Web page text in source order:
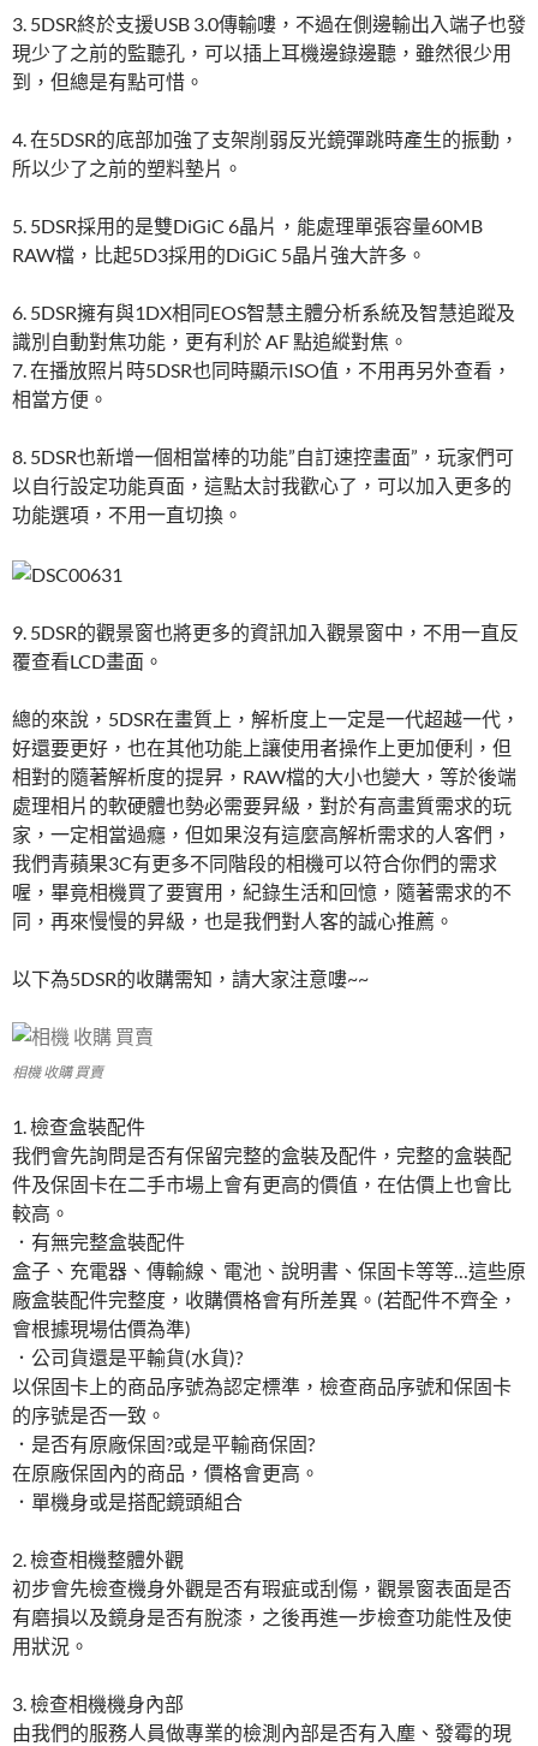
3. 5DSR終於支援USB 3.0傳輸嘍，不過在側邊輸出入端子也發
現少了之前的監聽孔，可以插上耳機邊錄邊聽，雖然很少用
到，但總是有點可惜。
4. 在5DSR的底部加強了支架削弱反光鏡彈跳時產生的振動，
所以少了之前的塑料墊片。
5. 5DSR採用的是雙DiGiC 6晶片，能處理單張容量60MB
RAW檔，比起5D3採用的DiGiC 5晶片強大許多。
6. 5DSR擁有與1DX相同EOS智慧主體分析系統及智慧追蹤及
識別自動對焦功能，更有利於 AF 點追縱對焦。
7. 在播放照片時5DSR也同時顯示ISO值，不用再另外查看，
相當方便。
8. 5DSR也新增一個相當棒的功能”自訂速控畫面”，玩家們可
以自行設定功能頁面，這點太討我歡心了，可以加入更多的
功能選項，不用一直切換。
9. 5DSR的觀景窗也將更多的資訊加入觀景窗中，不用一直反
覆查看LCD畫面。
總的來說，5DSR在畫質上，解析度上一定是一代超越一代，
好還要更好，也在其他功能上讓使用者操作上更加便利，但
相對的隨著解析度的提昇，RAW檔的大小也變大，等於後端
處理相片的軟硬體也勢必需要昇級，對於有高畫質需求的玩
家，一定相當過癮，但如果沒有這麼高解析需求的人客們，
我們青蘋果3C有更多不同階段的相機可以符合你們的需求
喔，畢竟相機買了要實用，紀錄生活和回憶，隨著需求的不
同，再來慢慢的昇級，也是我們對人客的誠心推薦。
以下為5DSR的收購需知，請大家注意嘍~~
相機 收購 買賣
1. 檢查盒裝配件
我們會先詢問是否有保留完整的盒裝及配件，完整的盒裝配
件及保固卡在二手市場上會有更高的價值，在估價上也會比
較高。
．有無完整盒裝配件
盒子、充電器、傳輸線、電池、說明書、保固卡等等…這些原
廠盒裝配件完整度，收購價格會有所差異。(若配件不齊全，
會根據現場估價為準)
．公司貨還是平輸貨(水貨)?
以保固卡上的商品序號為認定標準，檢查商品序號和保固卡
的序號是否一致。
．是否有原廠保固?或是平輸商保固?
在原廠保固內的商品，價格會更高。
．單機身或是搭配鏡頭組合
2. 檢查相機整體外觀
初步會先檢查機身外觀是否有瑕疵或刮傷，觀景窗表面是否
有磨損以及鏡身是否有脫漆，之後再進一步檢查功能性及使
用狀況。
3. 檢查相機機身內部
由我們的服務人員做專業的檢測內部是否有入塵、發霉的現